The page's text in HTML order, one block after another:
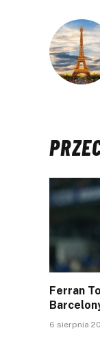
Ferran
6 sierpnia